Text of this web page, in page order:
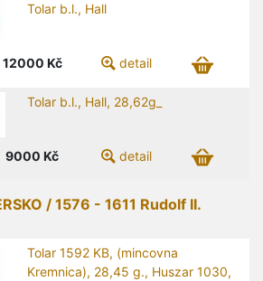
Tolar b.l., Hall
12000 Kč detail
Tolar b.l., Hall, 28,62g_
9000 Kč detail
/ 1576 - 1611 Rudolf II.
Tolar 1592 KB, (mincovna
Kremnica), 28,45 g., Huszar 1030,